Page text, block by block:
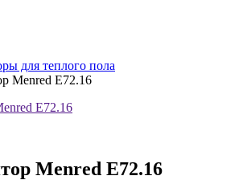
для теплого пола
Menred E72.16
Menred E72.16